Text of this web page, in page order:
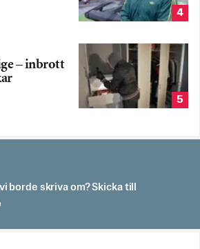
4
– inbrott
5
borde skriva om? Skicka till